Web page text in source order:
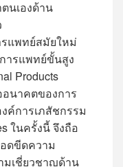
นเองด้าน
แพทย์สมัยใหม่
ารแพทย์ขั้นสูง
Products
นาคตของการ
ค์การเภสัชกรรม
ในครั้งนี้ จึงถือ
ดขีดความ
มเชี่ยวชาญด้าน